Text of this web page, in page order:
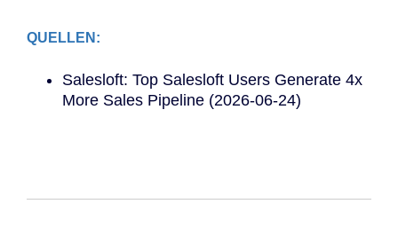
QUELLEN:
Salesloft: Top Salesloft Users Generate 4x
More Sales Pipeline (2026-06-24)